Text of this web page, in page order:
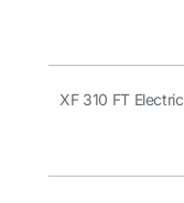
XF 310 FT Electric